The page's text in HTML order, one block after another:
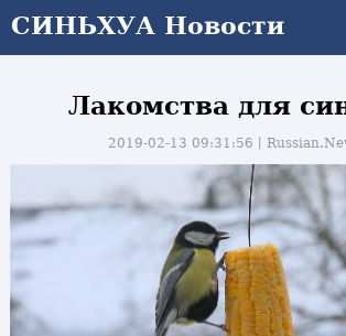
СИНЬХУА Новости
Лакомства для
2019-02-13 09:31:56丨